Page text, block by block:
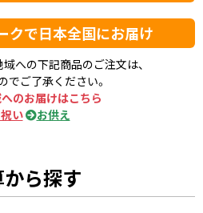
クで日本全国にお届け
域への下記商品のご注文は、
でご了承ください。
のお届けはこちら
い
お供え
ら探す